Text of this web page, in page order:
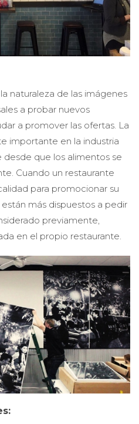
naturaleza de las imágenes
a probar nuevos
a promover las ofertas. La
importante en la industria
que los alimentos se
Cuando un restaurante
para promocionar su
más dispuestos a pedir
previamente,
en el propio restaurante.